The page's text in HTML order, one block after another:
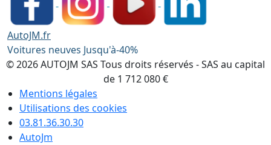
AutoJM.fr
Voitures neuves Jusqu'à-40%
© 2026 AUTOJM SAS Tous droits réservés - SAS au capital
de 1 712 080 €
Mentions légales
Utilisations des cookies
03.81.36.30.30
AutoJm